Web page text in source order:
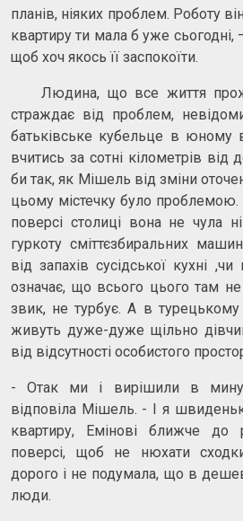
планів, ніяких проблем. Роботу
квартиру ти мала б уже сьогодні,
щоб хоч якось її заспокоїти.
Людина, що все життя
страждає від проблем,
батьківське кубельце в юному
вчитись за сотні кілометрів
би так, як Мішель від зміни
цьому містечку було
поверсі столиці вона не чула
гуркоту сміттєзбиральних
від запахів сусідської кухні
означає, що всього цього там
звик, не турбує. А в турецькому
живуть дуже-дуже щільно
від відсутності особистого
- Отак ми і вирішили в
відповіла Мішель. - І я
квартиру, Емінові ближче
поверсі, щоб не нюхати
дорого і не подумала, що в
люди.